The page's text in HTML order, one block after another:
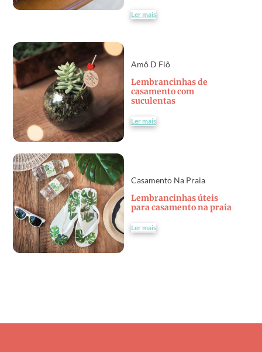
Ler mais
Amô D Flô
Lembrancinhas de
casamento com
suculentas
Ler mais
Casamento Na Praia
Lembrancinhas úteis
para casamento na praia
Ler mais